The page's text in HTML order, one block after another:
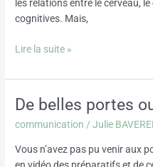
les relations entre le cerveau,
cognitives. Mais,
Lire la suite »
De belles portes
communication /Julie
Vous n’avez pas pu venir aux
De
ouvertes
!